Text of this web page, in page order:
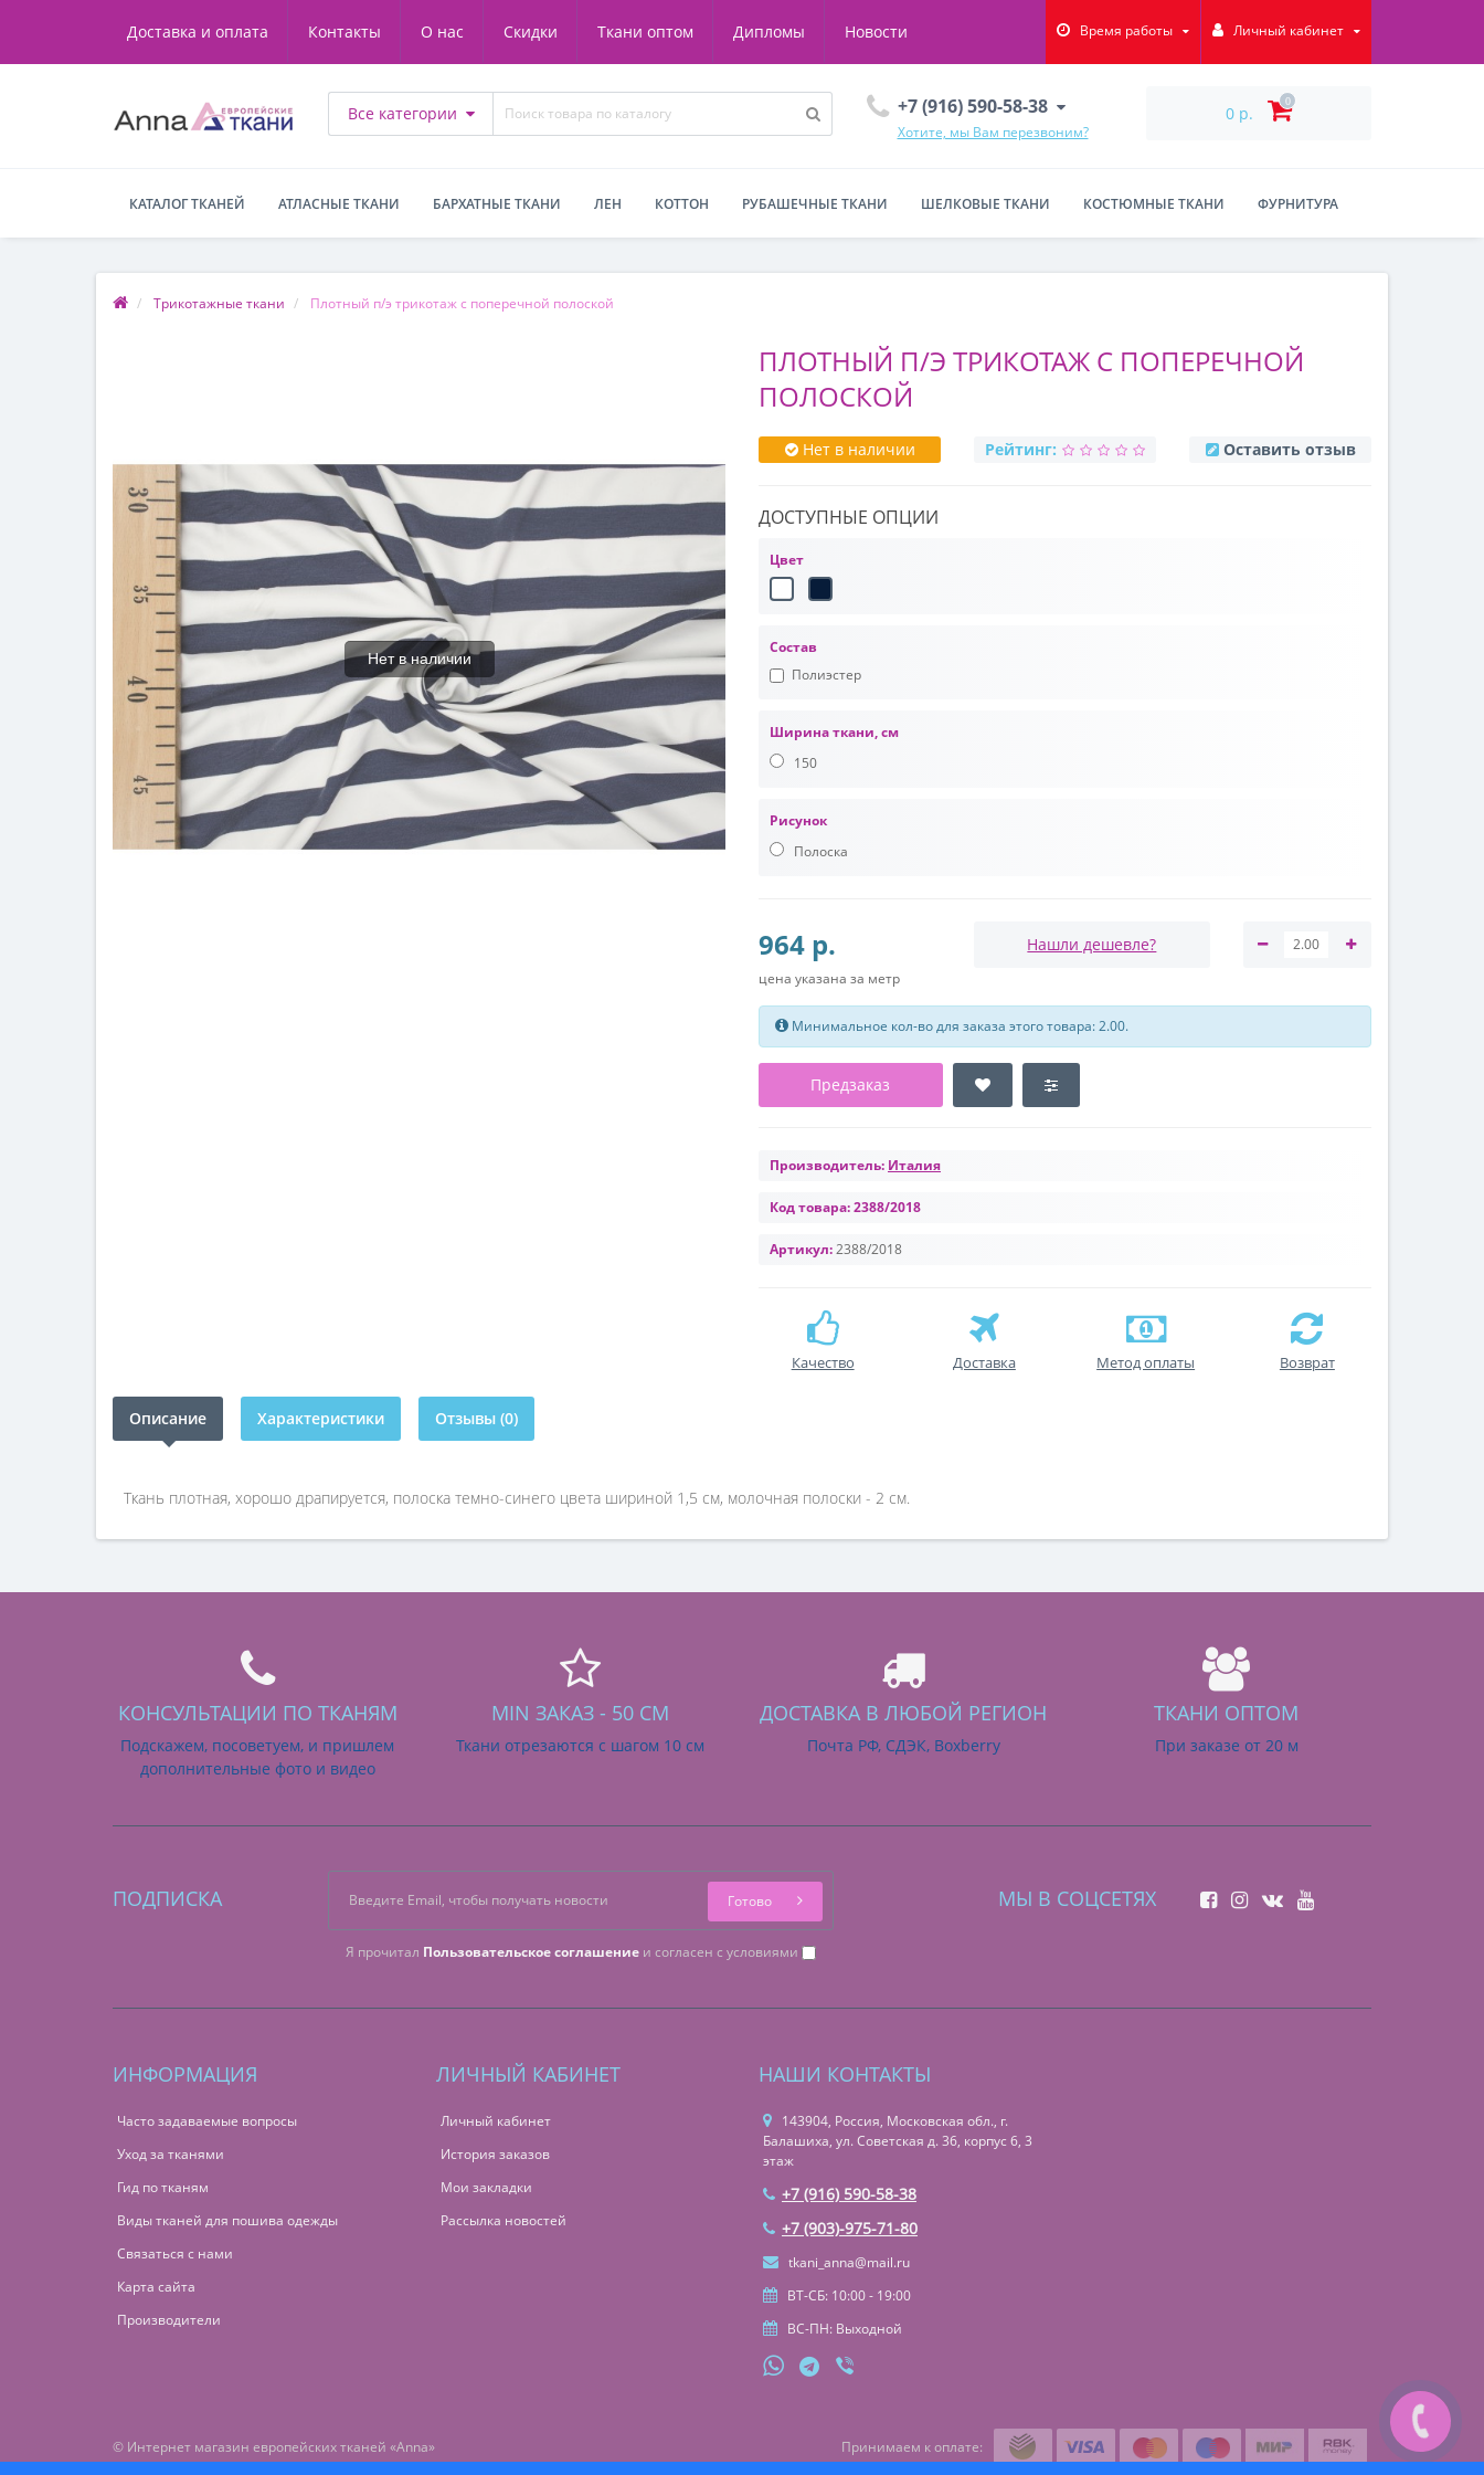
Доставка и оплата Контакты О нас Скидки Ткани оптом Дипломы Новости Время работы Личный кабинет
Все категории +7 (916) 590-58-38
Хотите, мы Вам перезвоним?
0 р.
0
КАТАЛОГ ТКАНЕЙ АТЛАСНЫЕ ТКАНИ БАРХАТНЫЕ ТКАНИ ЛЕН КОТТОН РУБАШЕЧНЫЕ ТКАНИ ШЕЛКОВЫЕ ТКАНИ КОСТЮМНЫЕ ТКАНИ ФУРНИТУРА
Трикотажные ткани Плотный п/э трикотаж с поперечной полоской
Нет в наличии
ПЛОТНЫЙ П/Э ТРИКОТАЖ С ПОПЕРЕЧНОЙ
ПОЛОСКОЙ
Нет в наличии Рейтинг: Оставить отзыв
ДОСТУПНЫЕ ОПЦИИ
Цвет
Состав
Полиэстер
Ширина ткани, см
150
Рисунок
Полоска
964 р.
цена указана за метр
Нашли дешевле?
Минимальное кол-во для заказа этого товара: 2.00.
Предзаказ
Производитель: Италия
Код товара:2388/2018
Артикул:2388/2018
Качество Доставка Метод оплаты Возврат
Описание Характеристики Отзывы (0)
Ткань плотная, хорошо драпируется, полоска темно-синего цвета шириной 1,5 см, молочная полоски - 2 см.
КОНСУЛЬТАЦИИ ПО ТКАНЯМ
Подскажем, посоветуем, и пришлем
дополнительные фото и видео
MIN ЗАКАЗ - 50 СМ
Ткани отрезаются с шагом 10 см
ДОСТАВКА В ЛЮБОЙ РЕГИОН
Почта РФ, СДЭК, Boxberry
ТКАНИ ОПТОМ
При заказе от 20 м
ПОДПИСКА
Я прочитал Пользовательское соглашениеи согласен с условиями
Готово МЫ В СОЦСЕТЯХ
ИНФОРМАЦИЯ
Часто задаваемые вопросы
Уход за тканями
Гид по тканям
Виды тканей для пошива одежды
Связаться с нами
Карта сайта
Производители
ЛИЧНЫЙ КАБИНЕТ
Личный кабинет
История заказов
Мои закладки
Рассылка новостей
НАШИ КОНТАКТЫ
143904, Россия, Московская обл., г.
Балашиха, ул. Советская д. 36, корпус 6, 3
этаж
+7 (916) 590-58-38
+7 (903)-975-71-80
tkani_anna@mail.ru
ВТ-СБ: 10:00 - 19:00
ВС-ПН: Выходной
© Интернет магазин европейских тканей «Anna» Принимаем к оплате: